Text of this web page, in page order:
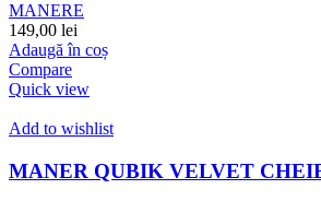
MANERE
149,00 lei
Adaugă în coș
Compare
Quick view
Add to wishlist
MANER QUBIK VELVET